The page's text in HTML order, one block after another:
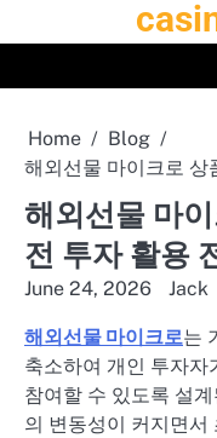
to
Home
Blog
해외선물 마이크로 상
해외선물 마
전 투자 활용
June 24, 2026 Jack
해외선물 마이크로는
축소하여 개인 투자자
참여할 수 있도록 설
의 변동성이 커지면서